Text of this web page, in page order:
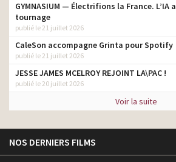
GYMNASIUM — Électrifions la France. L’IA
tournage
publié le 21 juillet 2026
CaleSon accompagne Grinta pour Spotify
publié le 21 juillet 2026
JESSE JAMES MCELROY REJOINT LA\PAC !
publié le 20 juillet 2026
Voir la suite
NOS DERNIERS FILMS